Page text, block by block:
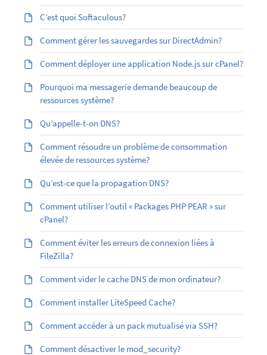
C’est quoi Softaculous?
Comment gérer les sauvegardes sur DirectAdmin?
Comment déployer une application Node.js sur cPanel?
Pourquoi ma messagerie demande beaucoup de
ressources système?
Qu’appelle-t-on DNS?
Comment résoudre un problème de consommation
élevée de ressources système?
Qu’est-ce que la propagation DNS?
Comment utiliser l’outil « Packages PHP PEAR » sur
cPanel?
Comment éviter les erreurs de connexion liées à
FileZilla?
Comment vider le cache DNS de mon ordinateur?
Comment installer LiteSpeed Cache?
Comment accéder à un pack mutualisé via SSH?
Comment désactiver le mod_security?